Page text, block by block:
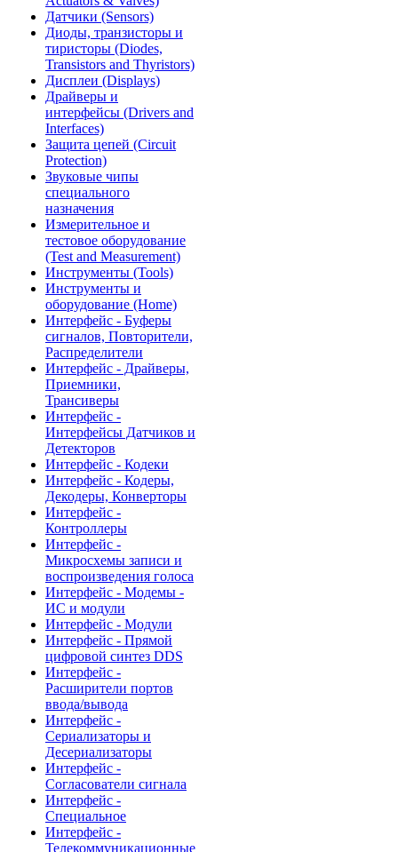
Датчики (Sensors)
Диоды, транзисторы и
тиристоры (Diodes,
Transistors and Thyristors)
Дисплеи (Displays)
Драйверы и
интерфейсы (Drivers and
Interfaces)
Защита цепей (Circuit
Protection)
Звуковые чипы
специального
назначения
Измерительное и
тестовое оборудование
(Test and Measurement)
Инструменты (Tools)
Инструменты и
оборудование (Home)
Интерфейс - Буферы
сигналов, Повторители,
Распределители
Интерфейс - Драйверы,
Приемники,
Трансиверы
Интерфейс -
Интерфейсы Датчиков и
Детекторов
Интерфейс - Кодеки
Интерфейс - Кодеры,
Декодеры, Конверторы
Интерфейс -
Контроллеры
Интерфейс -
Микросхемы записи и
воспроизведения голоса
Интерфейс - Модемы -
ИС и модули
Интерфейс - Модули
Интерфейс - Прямой
цифровой синтез DDS
Интерфейс -
Расширители портов
ввода/вывода
Интерфейс -
Сериализаторы и
Десериализаторы
Интерфейс -
Согласователи сигнала
Интерфейс -
Специальное
Интерфейс -
Телекоммуникационные